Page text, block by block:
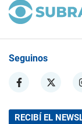
Seguinos
RECIBÍ EL